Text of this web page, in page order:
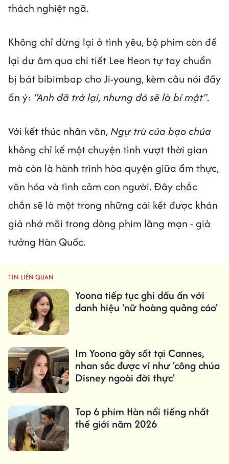
thách nghiệt ngã.
Không chỉ dừng lại ở tình yêu, bộ phim còn để
lại dư âm qua chi tiết Lee Heon tự tay chuẩn
bị bát bibimbap cho Ji-young, kèm câu nói đầy
ẩn ý: "Anh đã trở lại, nhưng đó sẽ là bí mật".
Với kết thúc nhân văn, Ngự trù của bạo chúa
không chỉ kể một chuyện tình vượt thời gian
mà còn là hành trình hòa quyện giữa ẩm thực,
văn hóa và tình cảm con người. Đây chắc
chắn sẽ là một trong những cái kết được khán
giả nhớ mãi trong dòng phim lãng mạn - giả
tưởng Hàn Quốc.
TIN LIÊN QUAN
Yoona tiếp tục ghi dấu ấn với
danh hiệu 'nữ hoàng quảng cáo'
Im Yoona gây sốt tại Cannes,
nhan sắc được ví như 'công chúa
Disney ngoài đời thực'
Top 6 phim Hàn nổi tiếng nhất
thế giới năm 2026